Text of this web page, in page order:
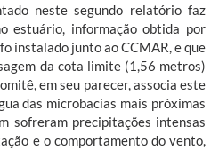
neste segundo relatório faz
estuário, informação obtida por
instalado junto ao CCMAR, e que
da cota limite (1,56 metros)
em seu parecer, associa este
das microbacias mais próximas
sofreram precipitações intensas
e o comportamento do vento,